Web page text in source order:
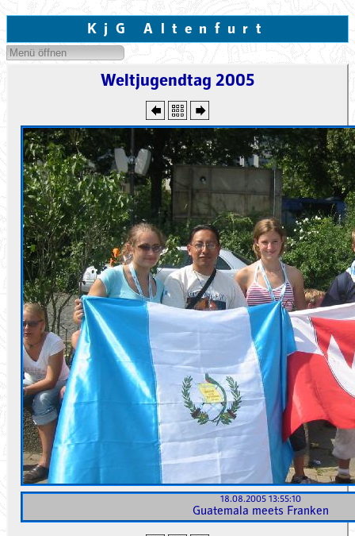
KjG Altenfurt
Menü öffnen
Weltjugendtag 2005
18.08.2005 13:55:10
Guatemala meets Franken